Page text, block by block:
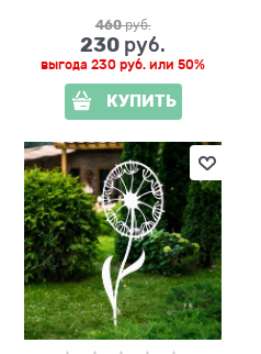
460 руб.
230 руб.
выгода 230 руб. или 50%
КУПИТЬ